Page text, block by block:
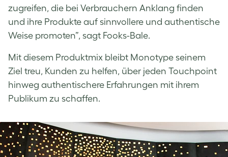
zugreifen, die bei Verbrauchern Anklang finden
und ihre Produkte auf sinnvollere und authentische
Weise promoten”, sagt Fooks-Bale.
Mit diesem Produktmix bleibt Monotype seinem
Ziel treu, Kunden zu helfen, über jeden Touchpoint
hinweg authentischere Erfahrungen mit ihrem
Publikum zu schaffen.